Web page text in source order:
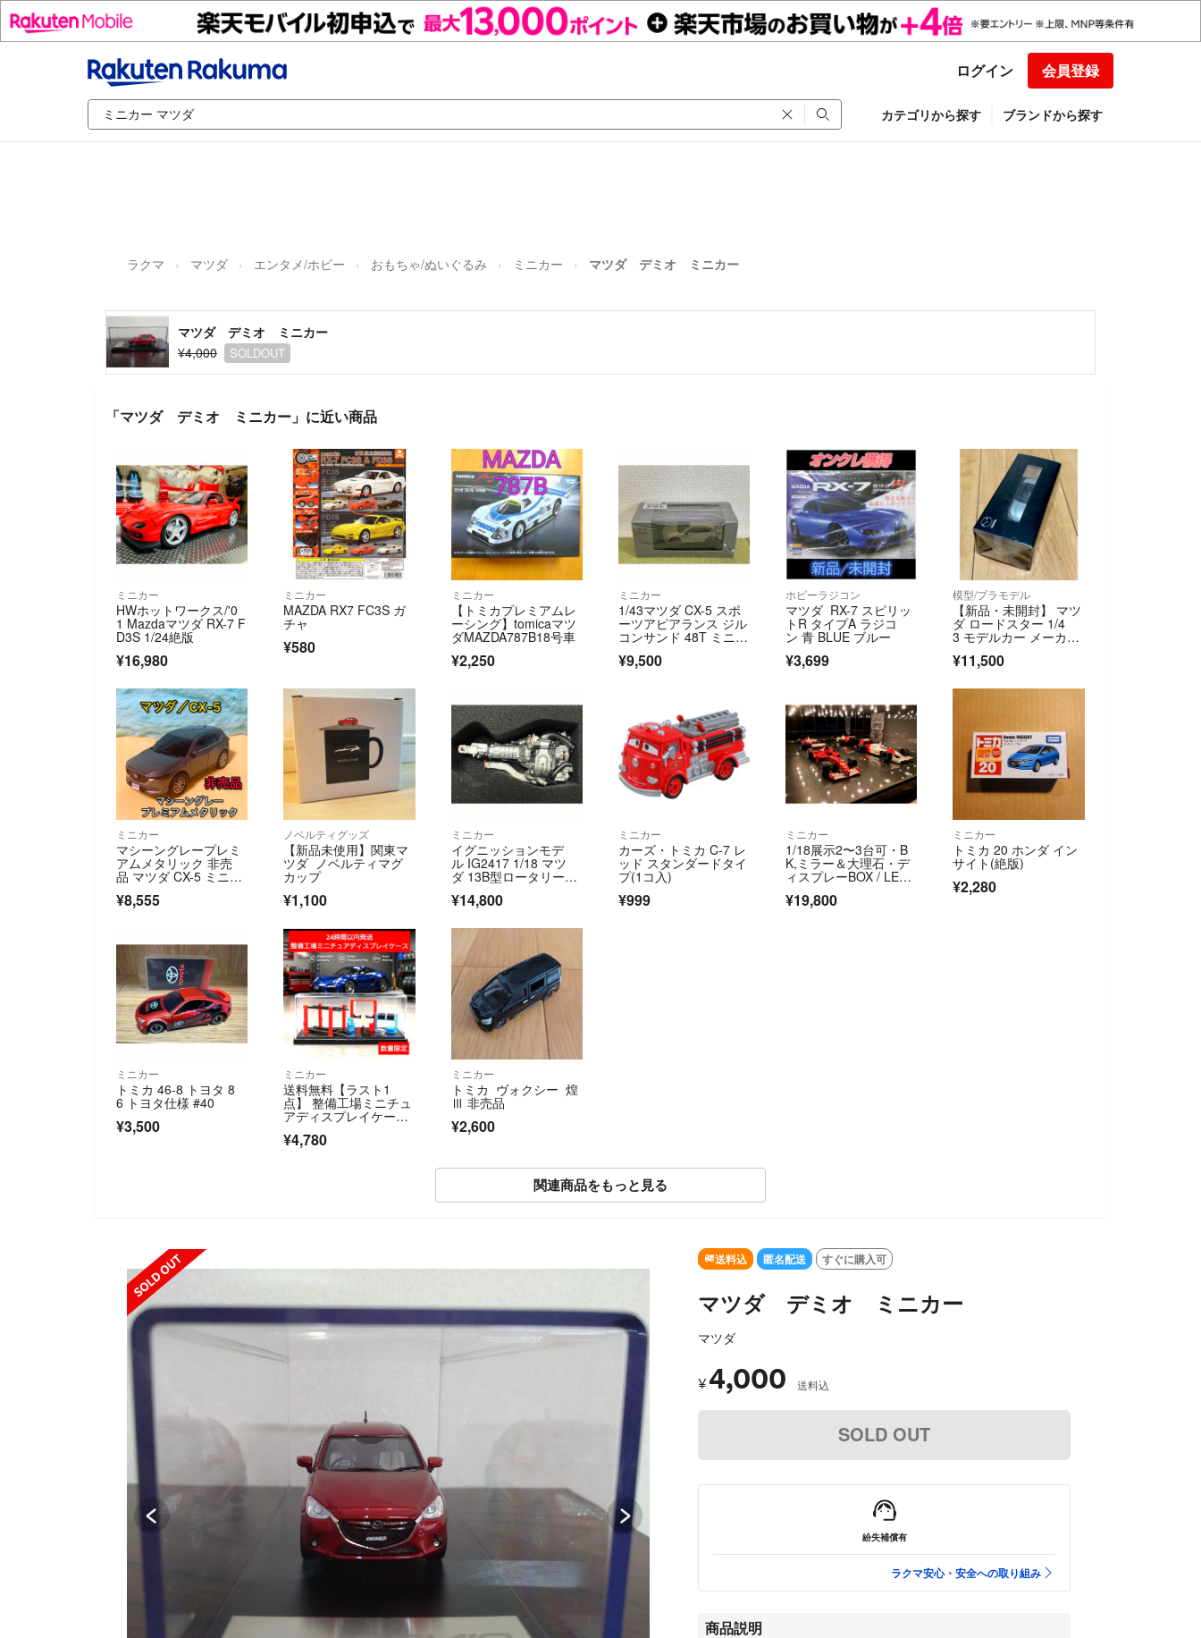
ログイン 会員登録
カテゴリから探す ブランドから探す
ラクマ マツダ エンタメ/ホビー おもちゃ/ぬいぐるみ ミニカー マツダ デミオ ミニカー
マツダ デミオ ミニカー
¥4,000
SOLDOUT
「マツダ デミオ ミニカー」に近い商品
ミニカー
HWホットワークス/'0
1 Mazdaマツダ RX-7 F
D3S 1/24絶版
¥16,980
ミニカー
MAZDA RX7 FC3S ガ
チャ
¥580
ミニカー
【トミカプレミアムレ
ーシング】tomicaマツ
ダMAZDA787B18号車
¥2,250
ミニカー
1/43マツダ CX-5 スポ
ーツアピアランス ジル
コンサンド 48T ミニカ
¥9,500
ホビーラジコン
マツダ RX-7 スピリッ
トR タイプA ラジコ
ン 青 BLUE ブルー
¥3,699
模型/プラモデル
【新品・未開封】 マツ
ダ ロードスター 1/4
3 モデルカー メーカー
特注品
¥11,500
ミニカー
マシーングレープレミ
アムメタリック 非売
品 マツダ CX-5 ミニカ
¥8,555
ノベルティグッズ
【新品未使用】関東マ
ツダ ノベルティマグ
カップ
¥1,100
ミニカー
イグニッションモデ
ル IG2417 1/18 マツ
ダ 13B型ロータリーエ
¥14,800
ミニカー
カーズ・トミカ C-7 レ
ッド スタンダードタイ
プ(1コ入)
¥999
ミニカー
1/18展示2〜3台可・B
K,ミラー＆大理石・デ
ィスプレーBOX / LED
マ・京商、オートアー
¥19,800
ミニカー
トミカ 20 ホンダ イン
サイト(絶版)
¥2,280
ミニカー
トミカ 46-8 トヨタ 8
6 トヨタ仕様 #40
¥3,500
ミニカー
送料無料【ラスト1
点】 整備工場ミニチュ
アディスプレイケー
¥4,780
ミニカー
トミカ ヴォクシー 煌
Ⅲ 非売品
¥2,600
関連商品をもっと見る
SOLD OUT
送料込 匿名配送 すぐに購入可
マツダ デミオ ミニカー
マツダ
¥4,000 送料込
SOLD OUT
紛失補償有
ラクマ安心・安全への取り組み
商品説明